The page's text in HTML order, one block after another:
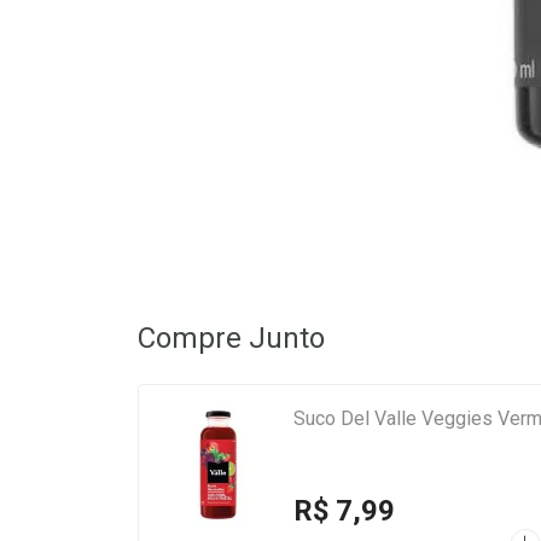
Compre Junto
Suco Del Valle Veggies
R$ 7,99